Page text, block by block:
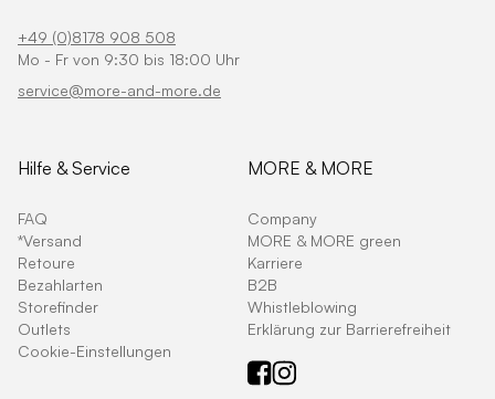
+49 (0)8178 908 508
Mo - Fr von 9:30 bis 18:00 Uhr
service@more-and-more.de
Hilfe & Service
FAQ
*Versand
Retoure
Bezahlarten
Storefinder
Outlets
Cookie-Einstellungen
MORE & MORE
Company
MORE & MORE green
Karriere
B2B
Whistleblowing
Erklärung zur Barrierefreiheit